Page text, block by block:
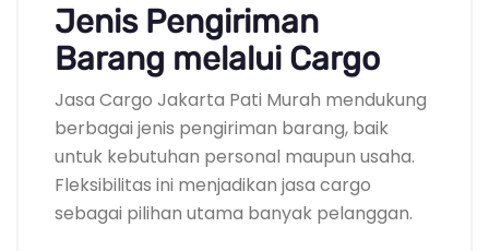
Jenis Pengiriman
Barang melalui Cargo
Jasa Cargo Jakarta Pati Murah mendukung
berbagai jenis pengiriman barang, baik
untuk kebutuhan personal maupun usaha.
Fleksibilitas ini menjadikan jasa cargo
sebagai pilihan utama banyak pelanggan.